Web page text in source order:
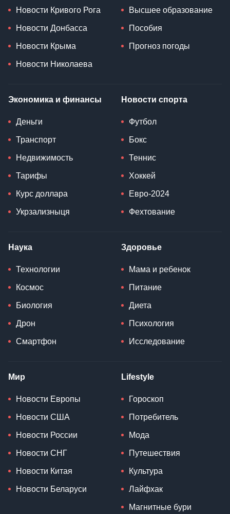
Новости Кривого Рога
Новости Донбасса
Новости Крыма
Новости Николаева
Высшее образование
Пособия
Прогноз погоды
Экономика и финансы
Деньги
Транспорт
Недвижимость
Тарифы
Курс доллара
Укрзализныця
Новости спорта
Футбол
Бокс
Теннис
Хоккей
Евро-2024
Фехтование
Наука
Технологии
Космос
Биология
Дрон
Смартфон
Здоровье
Мама и ребенок
Питание
Диета
Психология
Исследование
Мир
Новости Европы
Новости США
Новости России
Новости СНГ
Новости Китая
Новости Беларуси
Lifestyle
Гороскоп
Потребитель
Мода
Путешествия
Культура
Лайфхак
Магнитные бури